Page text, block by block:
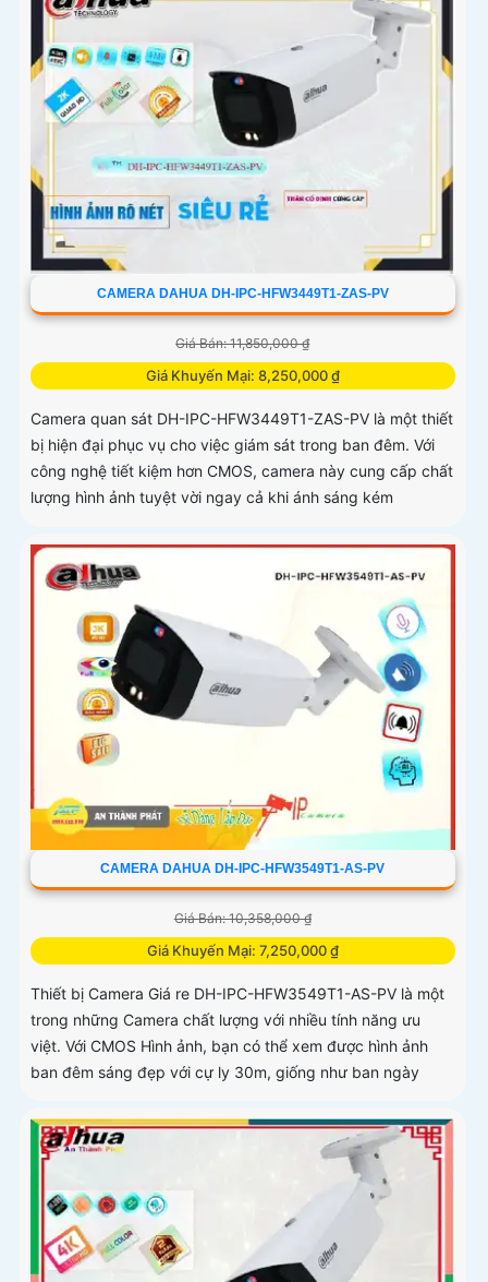
CAMERA DAHUA DH-IPC-HFW3449T1-ZAS-PV
Giá Bán: 11,850,000 ₫
Giá Khuyến Mại: 8,250,000 ₫
Camera quan sát DH-IPC-HFW3449T1-ZAS-PV là một thiết
bị hiện đại phục vụ cho việc giám sát trong ban đêm. Với
công nghệ tiết kiệm hơn CMOS, camera này cung cấp chất
lượng hình ảnh tuyệt vời ngay cả khi ánh sáng kém
CAMERA DAHUA DH-IPC-HFW3549T1-AS-PV
Giá Bán: 10,358,000 ₫
Giá Khuyến Mại: 7,250,000 ₫
Thiết bị Camera Giá re DH-IPC-HFW3549T1-AS-PV là một
trong những Camera chất lượng với nhiều tính năng ưu
việt. Với CMOS Hình ảnh, bạn có thể xem được hình ảnh
ban đêm sáng đẹp với cự ly 30m, giống như ban ngày